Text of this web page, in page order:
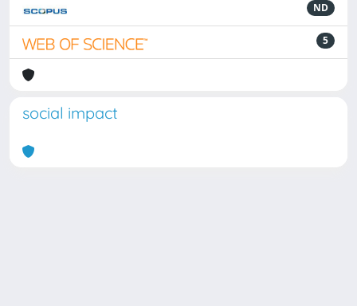
ND
5
social impact